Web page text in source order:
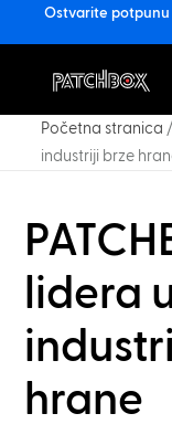
Ostvarite potpunu
Početna stranica /
industriji brze
lidera
hrane